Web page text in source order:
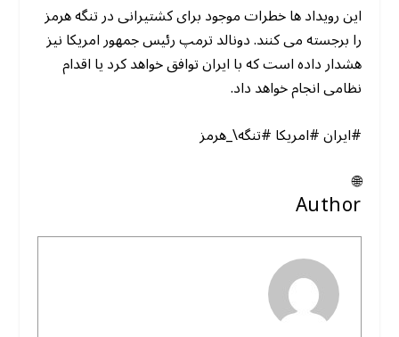
این رویداد ها خطرات موجود برای کشتیرانی در تنگه هرمز
را برجسته می کنند. دونالد ترمپ رئیس جمهور امریکا نیز
هشدار داده است که با ایران توافق خواهد کرد یا اقدام
نظامی انجام خواهد داد.
#ایران #امریکا #تنگه\_هرمز
🌐
Author